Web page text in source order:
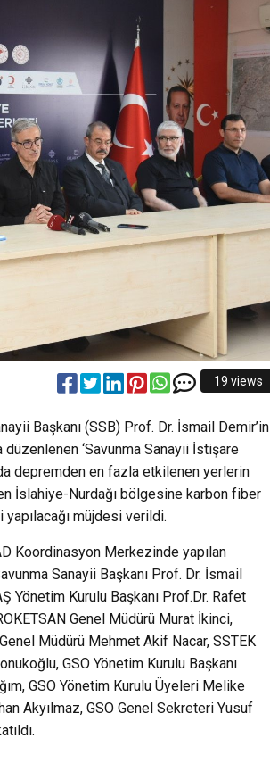
19 views
Başkanı (SSB) Prof. Dr. İsmail Demir’in
düzenlenen ‘Savunma Sanayii İstişare
depremden en fazla etkilenen yerlerin
İslahiye-Nurdağı bölgesine karbon fiber
müjdesi verildi.
Koordinasyon Merkezinde yapılan
Sanayii Başkanı Prof. Dr. İsmail
Yönetim Kurulu Başkanı Prof.Dr. Rafet
Genel Müdürü Murat İkinci,
Müdürü Mehmet Akif Nacar, SSTEK
GSO Yönetim Kurulu Başkanı
GSO Yönetim Kurulu Üyeleri Melike
Akyılmaz, GSO Genel Sekreteri Yusuf